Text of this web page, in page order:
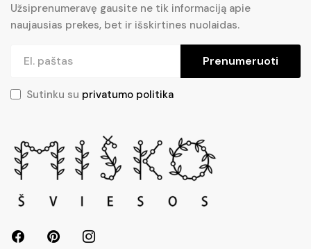
Užsiprenumeravę gausite ne tik informaciją apie
naujausias prekes, bet ir išskirtines nuolaidas.
Prenumeruoti
Sutinku su privatumo politika